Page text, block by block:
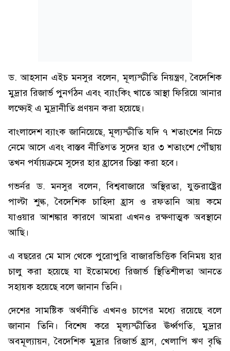
ড. আহসান এইচ মনসুর বলেন, মূল্যস্ফীতি নিয়ন্ত্রণ, বৈদেশিক
মুদ্রার রিজার্ভ পুনর্গঠন এবং ব্যাংকিং খাতে আস্থা ফিরিয়ে আনার
লক্ষ্যেই এ মুদ্রানীতি প্রণয়ন করা হয়েছে।
বাংলাদেশ ব্যাংক জানিয়েছে, মূল্যস্ফীতি যদি ৭ শতাংশের নিচে
নেমে আসে এবং বাস্তব নীতিগত সুদের হার ৩ শতাংশে পৌঁছায়
তখন পর্যায়ক্রমে সুদের হার হ্রাসের চিন্তা করা হবে।
গভর্নর ড. মনসুর বলেন, বিশ্ববাজারে অস্থিরতা, যুক্তরাষ্ট্রের
পাল্টা শুল্ক, বৈদেশিক চাহিদা হ্রাস ও রফতানি আয় কমে
যাওয়ার আশঙ্কার কারণে আমরা এখনও রক্ষণাত্মক অবস্থানে
আছি।
এ বছরের মে মাস থেকে পুরোপুরি বাজারভিত্তিক বিনিময় হার
চালু করা হয়েছে যা ইতোমধ্যে রিজার্ভ স্থিতিশীলতা আনতে
সহায়ক হয়েছে বলে জানান তিনি।
দেশের সামষ্টিক অর্থনীতি এখনও চাপের মধ্যে রয়েছে বলে
জানান তিনি। বিশেষ করে মূল্যস্ফীতির ঊর্ধ্বগতি, মুদ্রার
অবমূল্যায়ন, বৈদেশিক মুদ্রার রিজার্ভ হ্রাস, খেলাপি ঋণ বৃদ্ধি